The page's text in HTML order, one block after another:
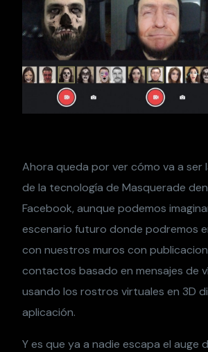
Ahora queda por ver cómo va a ser
de la tecnología de Masquerade
Facebook, aunque podemos
escenario futuro donde podremos
con nuestros muros con
contactos basado en mensajes de
usando los rostros virtuales en 3D
aplicación.
Y es que ya a nadie escapa el auge